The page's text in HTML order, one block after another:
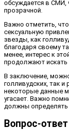
обсуждается в СМИ,
прозрачной.
Важно отметить,
сексуальную
звезды, как
благодаря своему
менее, интерес к
продолжают искать
В заключение,
голливудских, так и
некоторые данные
угасает. Важно
должны определять
Вопрос-ответ